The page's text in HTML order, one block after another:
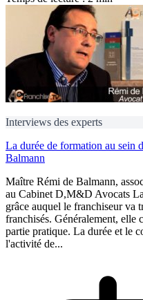
Interviews des experts
La durée de formation au sein
Balmann
Maître Rémi de Balmann,
au Cabinet D,M&D Avocats
grâce auquel le franchiseur va
franchisés. Généralement, elle
partie pratique. La durée et le
l'activité de...